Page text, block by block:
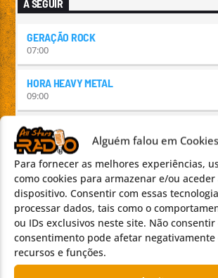
Alguém falou em
Para fornecer as melhores experiências,
como cookies para armazenar e/ou
dispositivo. Consentir com essas
processar dados, tais como o
ou IDs exclusivos neste site. Não
consentimento pode afetar
recursos e funções.
A SEGUIR
GERAÇÃO ROCK
07:00
HORA HEAVY METAL
09:00
NOVIDADES NO AR
10:00
ALMA LUSA
12:00
GERAÇÃO ROCK
15:00
CADILLAC